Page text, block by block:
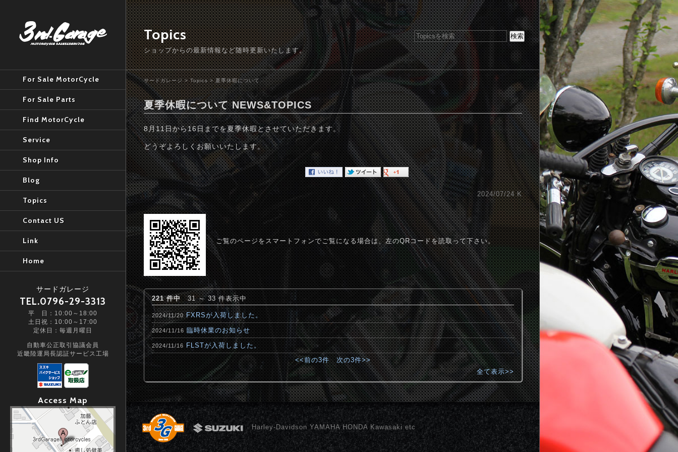
Topics
ショップからの最新情報など随時更新いたします。
サードガレージ>Topics>夏季休暇について
夏季休暇について NEWS&TOPICS
8月11日から16日までを夏季休暇とさせていただきます。
どうぞよろしくお願いいたします。
2024/07/24 K
ご覧のページをスマートフォンでご覧になる場合は、左のQRコードを読取って下さい。
221 件中31 ～ 33 件表示中
2024/11/20 FXRSが入荷しました。
2024/11/16 臨時休業のお知らせ
2024/11/16
FLSTが入荷しました。
<<前の3件
次の3件>>
全て表示>>
Harley-Davidson YAMAHA HONDA Kawasaki etc
For Sale MotorCycle
For Sale Parts
Find MotorCycle
Service
Shop Info
Blog
Topics
Contact US
Link
Home
サードガレージ
TEL.0796-29-3313
平 日：10:00～18:00
土日祝：10:00～17:00
定休日：毎週月曜日
自動車公正取引協議会員
近畿陸運局長認証サービス工場
Access Map